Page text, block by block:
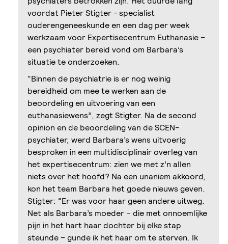
voordat Pieter Stigter - specialist
ouderengeneeskunde en een dag per week
werkzaam voor Expertisecentrum Euthanasie –
een psychiater bereid vond om Barbara’s
situatie te onderzoeken.
“Binnen de psychiatrie is er nog weinig
bereidheid om mee te werken aan de
beoordeling en uitvoering van een
euthanasiewens”, zegt Stigter. Na de second
opinion en de beoordeling van de SCEN-
psychiater, werd Barbara’s wens uitvoerig
besproken in een multidisciplinair overleg van
het expertisecentrum: zien we met z’n allen
niets over het hoofd? Na een unaniem akkoord,
kon het team Barbara het goede nieuws geven.
Stigter: “Er was voor haar geen andere uitweg.
Net als Barbara’s moeder – die met onnoemlijke
pijn in het hart haar dochter bij elke stap
steunde – gunde ik het haar om te sterven. Ik